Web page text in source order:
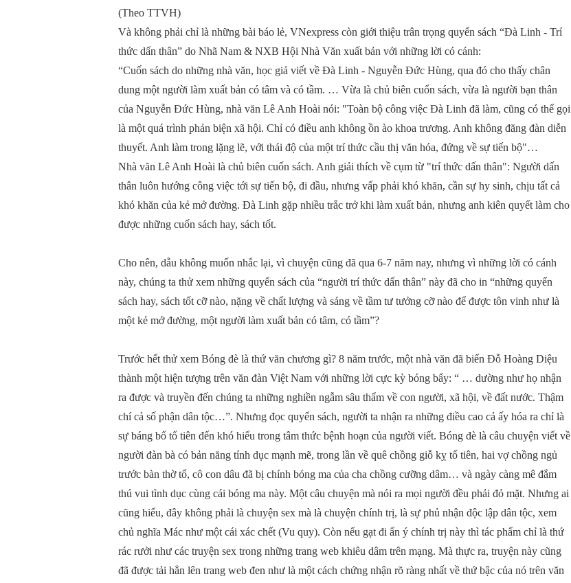
(Theo TTVH)
Và không phải chỉ là những bài báo lẻ, VNexpress còn giới thiệu trân trọng quyển sách “Đà Linh - Trí
thức dấn thân” do Nhã Nam & NXB Hội Nhà Văn xuất bản với những lời có cánh:
“Cuốn sách do những nhà văn, học giả viết về Đà Linh - Nguyễn Đức Hùng, qua đó cho thấy chân
dung một người làm xuất bản có tâm và có tầm. … Vừa là chủ biên cuốn sách, vừa là người bạn thân
của Nguyễn Đức Hùng, nhà văn Lê Anh Hoài nói: "Toàn bộ công việc Đà Linh đã làm, cũng có thể gọi
là một quá trình phản biện xã hội. Chỉ có điều anh không ồn ào khoa trương. Anh không đăng đàn diễn
thuyết. Anh làm trong lặng lẽ, với thái độ của một trí thức cầu thị văn hóa, đứng về sự tiến bộ"…
Nhà văn Lê Anh Hoài là chủ biên cuốn sách. Anh giải thích về cụm từ "trí thức dấn thân": Người dấn
thân luôn hướng công việc tới sự tiến bộ, đi đầu, nhưng vấp phải khó khăn, cần sự hy sinh, chịu tất cả
khó khăn của kẻ mở đường. Đà Linh gặp nhiều trắc trở khi làm xuất bản, nhưng anh kiên quyết làm cho
được những cuốn sách hay, sách tốt.
Cho nên, dẫu không muốn nhắc lại, vì chuyện cũng đã qua 6-7 năm nay, nhưng vì những lời có cánh
này, chúng ta thử xem những quyển sách của “người trí thức dấn thân” này đã cho in “những quyển
sách hay, sách tốt cỡ nào, nặng về chất lượng và sáng về tầm tư tưởng cỡ nào để được tôn vinh như là
một kẻ mở đường, một người làm xuất bản có tâm, có tầm”?
Trước hết thử xem Bóng đè là thứ văn chương gì? 8 năm trước, một nhà văn đã biến Đỗ Hoàng Diệu
thành một hiện tượng trên văn đàn Việt Nam với những lời cực kỳ bóng bẩy: “ … dường như họ nhận
ra được và truyền đến chúng ta những nghiền ngẫm sâu thẩm về con người, xã hội, về đất nước. Thậm
chí cả số phận dân tộc…”. Nhưng đọc quyển sách, người ta nhận ra những điều cao cả ấy hóa ra chỉ là
sự báng bổ tổ tiên đến khó hiểu trong tâm thức bệnh hoạn của người viết. Bóng đè là câu chuyện viết về
người đàn bà có bản năng tính dục mạnh mẽ, trong lần về quê chồng giỗ kỵ tổ tiên, hai vợ chồng ngủ
trước bàn thờ tổ, cô con dâu đã bị chính bóng ma của cha chồng cưỡng dâm… và ngày càng mê đắm
thú vui tình dục cùng cái bóng ma này. Một câu chuyện mà nói ra mọi người đều phải đỏ mặt. Nhưng ai
cũng hiểu, đây không phải là chuyện sex mà là chuyện chính trị, là sự phủ nhận độc lập dân tộc, xem
chủ nghĩa Mác như một cái xác chết (Vu quy). Còn nếu gạt đi ẩn ý chính trị này thì tác phẩm chỉ là thứ
rác rưởi như các truyện sex trong những trang web khiêu dâm trên mạng. Mà thực ra, truyện này cũng
đã được tải hẳn lên trang web đen như là một cách chứng nhận rõ ràng nhất về thứ bậc của nó trên văn